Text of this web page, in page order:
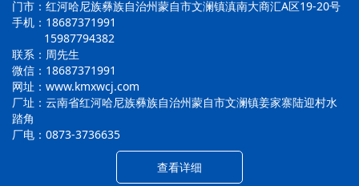
门市：红河哈尼族彝族自治州蒙自市文澜镇滇南大商汇A区19-20号
手机：18687371991
15987794382
联系：周先生
微信：18687371991
网址：www.kmxwcj.com
厂址：云南省红河哈尼族彝族自治州蒙自市文澜镇姜家寨陆迎村水
踏角
厂电：0873-3736635
查看详细